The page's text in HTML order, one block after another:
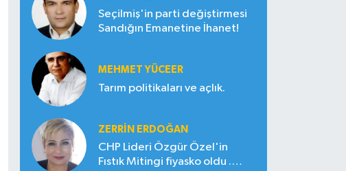
Seçilmiş'in parti değiştirmesi
Sandığın Emanetine İhanet!
MEHMET YÜCEER
Tarım politikaları ve açlık.
ZERRIN ERDOĞAN
CHP Lideri Özgür Özel'in
Fıstık Mitingi fiyasko oldu .